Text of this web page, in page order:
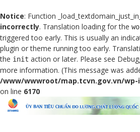
Notice: Function
incorrectly. Translation loading for the
triggered too early. This is usually an
plugin or theme running too early.
the init action or later. Please see
more information. (This message was
/www/wwwroot/map.tcvn.gov.vn/
on line 6170